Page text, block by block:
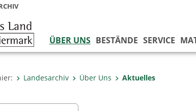
ÜBER UNS BESTÄNDE SERVICE
Landesarchiv Über Uns Aktuelles